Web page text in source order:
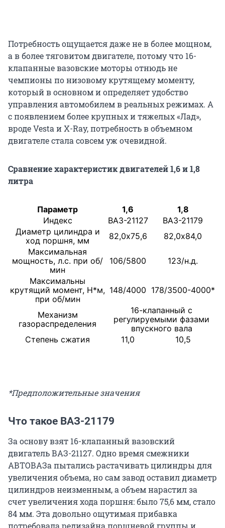
Потребность ощущается даже не в более мощном,
а в более тяговитом двигателе, потому что 16-
клапанные вазовские моторы отнюдь не
чемпионы по низовому крутящему моменту,
который в основном и определяет удобство
управления автомобилем в реальных режимах. А
с появлением более крупных и тяжелых «Лад»,
вроде Vesta и X-Ray, потребность в объемном
двигателе стала совсем уж очевидной.
Сравнение характеристик двигателей 1,6 и 1,8
литра
Параметр 1,6
1,8
Индекс
ВАЗ-21127
ВАЗ-21179
Диаметр цилиндра и
ход поршня, мм
82,0х75,6
82,0х84,0
Максимальная
мощность, л.с. при об/
мин
106/5800
123/н.д.
Максимальны
крутящий момент, Н*м,
при об/мин
148/4000 178/3500-4000*
Механизм
газораспределения
16-клапанный с
регулируемыми фазами
впускного вала
Степень сжатия
11,0 10,5
*Предположительные значения
Что такое ВАЗ-21179
За основу взят 16-клапанный вазовский
двигатель ВАЗ-21127. Одно время смежники
АВТОВАЗа пытались растачивать цилиндры для
увеличения объема, но сам завод оставил диаметр
цилиндров неизменным, а объем нарастил за
счет увеличения хода поршня: было 75,6 мм, стало
84 мм. Эта довольно ощутимая прибавка
потребовала редизайна поршневой группы и